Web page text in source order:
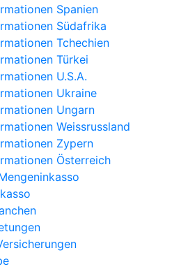
Spanien
Südafrika
Tchechien
Türkei
U.S.A.
Ukraine
Ungarn
Weissrussland
Zypern
Österreich